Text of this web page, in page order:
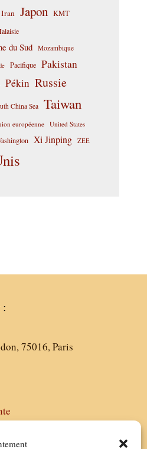
Iran Japon KMT
du Sud Mozambique
Pacifique Pakistan
Pékin Russie
China Sea Taiwan
européenne United States
Xi Jinping ZEE
75016, Paris